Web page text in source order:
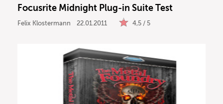
Focusrite Midnight Plug-in Suite Test
Felix Klostermann 22.01.2011 4,5 / 5